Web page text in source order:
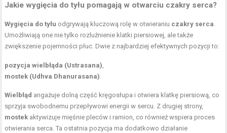
Jakie wygięcia do tyłu pomagają w otwarciu czakry serca?
Wygięcia do tyłu odgrywają kluczową rolę w otwieraniu czakry serca.
Umożliwiają one nie tylko rozluźnienie klatki piersiowej, ale także
zwiększenie pojemności płuc. Dwie z najbardziej efektywnych pozycji to:
pozycja wielbłąda (Ustrasana),
mostek (Udhva Dhanurasana).
Wielbłąd angażuje dolną część kręgosłupa i otwiera klatkę piersiową, co
sprzyja swobodnemu przepływowi energii w sercu. Z drugiej strony,
mostek aktywizuje mięśnie pleców i ramion, co również wspiera proces
otwierania serca. Ta ostatnia pozycja ma dodatkowo działanie